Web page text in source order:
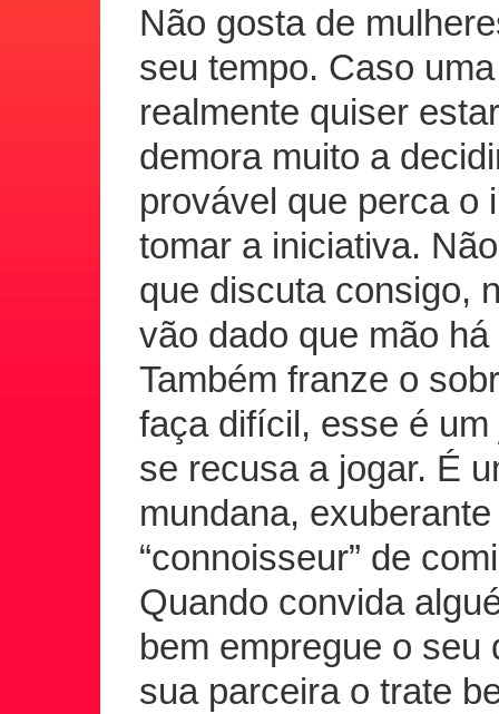
Não gosta de
seu tempo. Caso
realmente quiser
demora muito a
provável que perca o
tomar a iniciativa.
que discuta consigo,
vão dado que mão
Também franze o
faça difícil, esse é
se recusa a jogar. É
mundana,
“connoisseur” de
Quando convida
bem empregue o
sua parceira o trate